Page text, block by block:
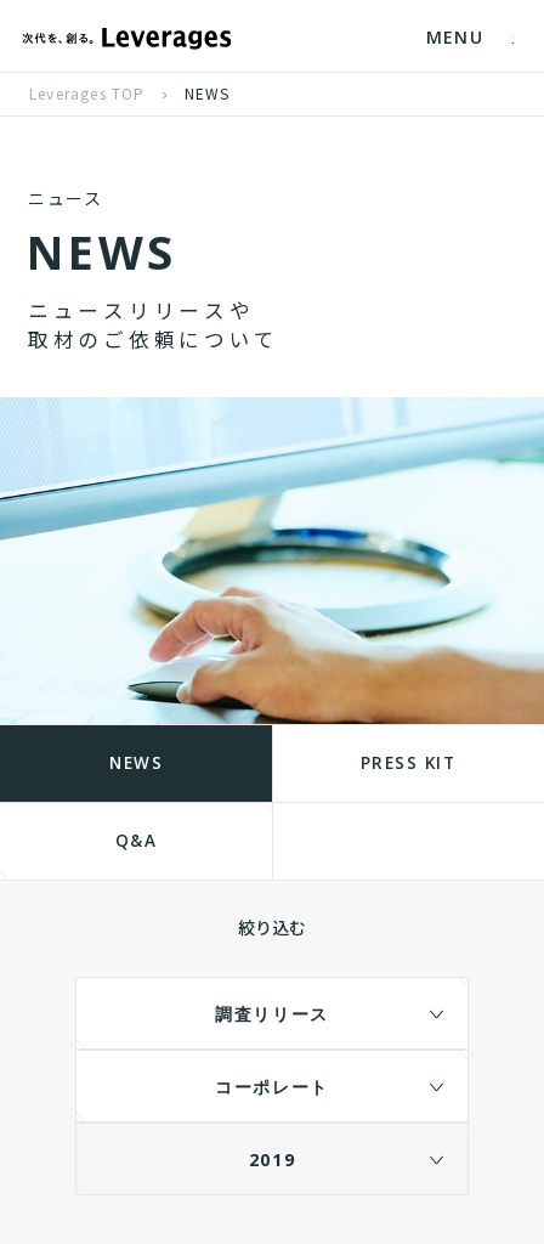
MENU
Leverages TOP NEWS
ニュース
NEWS
ニ ュ ー ス リ リ ー ス や
取 材 の ご 依 頼 に つ い て
NEWS PRESS KIT
Q&A
絞り込む
調査リリース
コーポレート
2019